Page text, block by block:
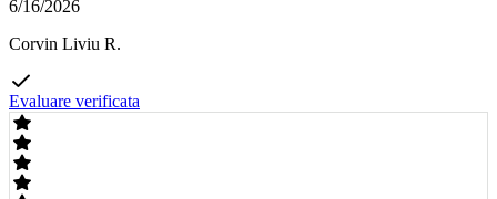
6/16/2026
Corvin Liviu R.
Evaluare verificata